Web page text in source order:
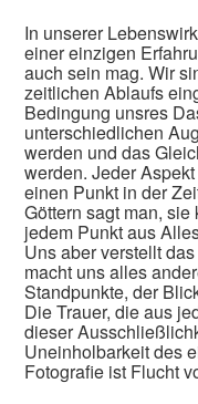
In unserer
einer einzigen
auch sein mag. Wir
zeitlichen Ablaufs
Bedingung unsres
unterschiedlichen
werden und das
werden. Jeder
einen Punkt in der
Göttern sagt man,
jedem Punkt aus
Uns aber verstellt
macht uns alles
Standpunkte, der
Die Trauer, die aus
dieser
Uneinholbarkeit des
Fotografie ist Flucht